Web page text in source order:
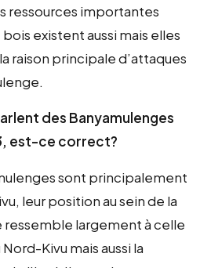
ressources importantes
existent aussi mais elles
raison principale d’attaques
des Banyamulenges
est-ce correct?
sont principalement
leur position au sein de la
largement à celle
Kivu mais aussi la